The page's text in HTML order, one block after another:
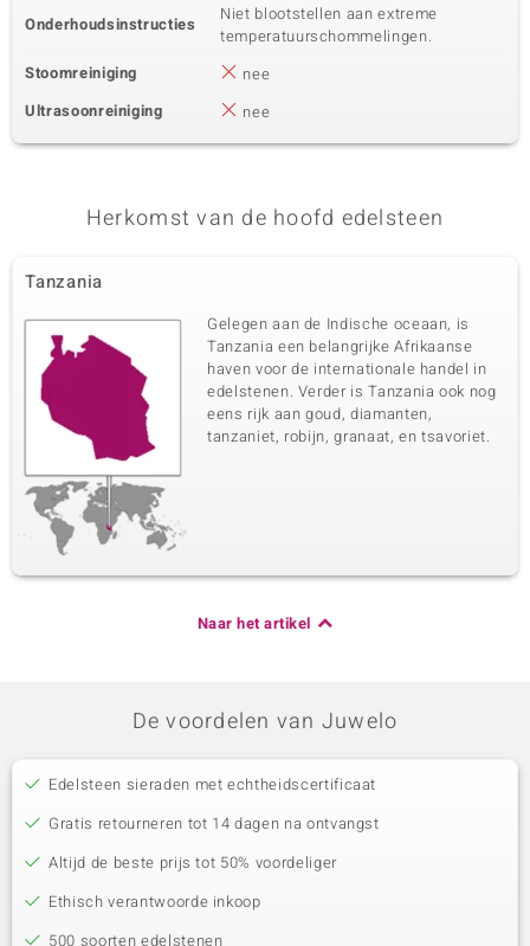
Onderhoudsinstructies
Niet blootstellen aan extreme
temperatuurschommelingen.
Stoomreiniging
nee
Ultrasoonreiniging
nee
Herkomst van de hoofd edelsteen
Tanzania
Gelegen aan de Indische oceaan, is
Tanzania een belangrijke Afrikaanse
haven voor de internationale handel in
edelstenen. Verder is Tanzania ook nog
eens rijk aan goud, diamanten,
tanzaniet, robijn, granaat, en tsavoriet.
Naar het artikel
De voordelen van Juwelo
Edelsteen sieraden met echtheidscertificaat
Gratis retourneren tot 14 dagen na ontvangst
Altijd de beste prijs tot 50% voordeliger
Ethisch verantwoorde inkoop
500 soorten edelstenen